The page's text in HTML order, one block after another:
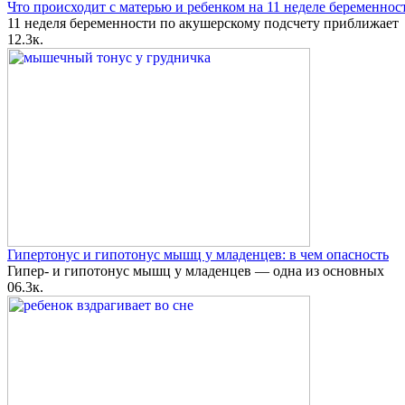
Что происходит с матерью и ребенком на 11 неделе
11 неделя беременности по акушерскому подсчету приближает
1 2.3к.
Гипертонус и гипотонус мышц у младенцев: в чем опасность
Гипер- и гипотонус мышц у младенцев — одна из основных
06.3к.